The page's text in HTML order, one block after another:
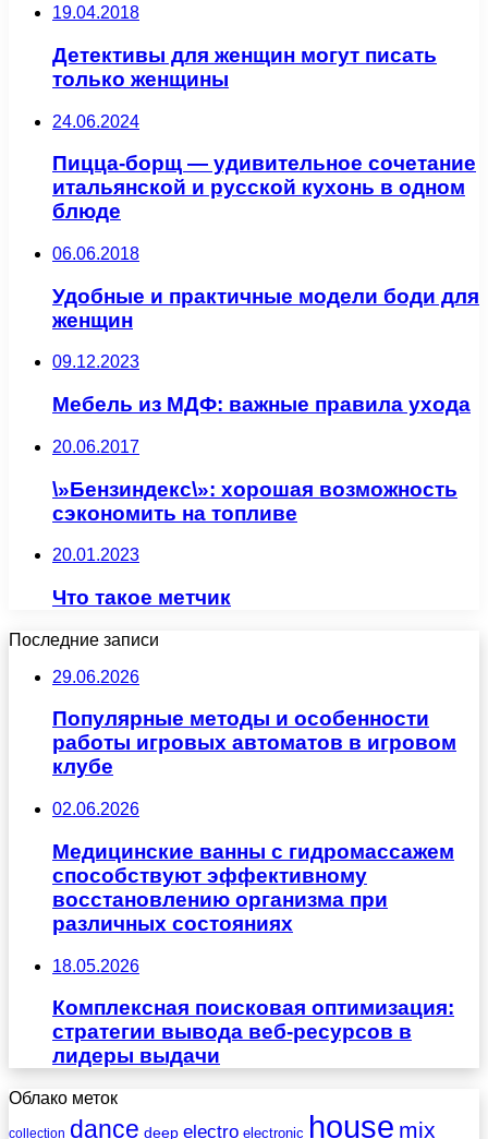
19.04.2018
Детективы для женщин могут писать
только женщины
24.06.2024
Пицца-борщ — удивительное сочетание
итальянской и русской кухонь в одном
блюде
06.06.2018
Удобные и практичные модели боди для
женщин
09.12.2023
Мебель из МДФ: важные правила ухода
20.06.2017
\»Бензиндекс\»: хорошая возможность
сэкономить на топливе
20.01.2023
Что такое метчик
Последние записи
29.06.2026
Популярные методы и особенности
работы игровых автоматов в игровом
клубе
02.06.2026
Медицинские ванны с гидромассажем
способствуют эффективному
восстановлению организма при
различных состояниях
18.05.2026
Комплексная поисковая оптимизация:
стратегии вывода веб-ресурсов в
лидеры выдачи
Облако меток
collection dance deep electro electronic house mix